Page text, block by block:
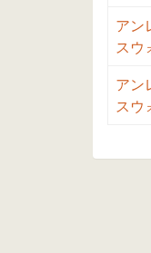
アン
スウ
アン
スウ